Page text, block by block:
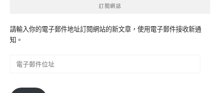
訂閱網誌
請輸入你的電子郵件地址訂閱網站的新文章，使用電子郵件接收新通
知。